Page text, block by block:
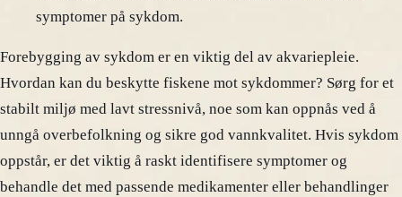
symptomer på sykdom.
Forebygging av sykdom er en viktig del av akvariepleie.
Hvordan kan du beskytte fiskene mot sykdommer? Sørg for et
stabilt miljø med lavt stressnivå, noe som kan oppnås ved å
unngå overbefolkning og sikre god vannkvalitet. Hvis sykdom
oppstår, er det viktig å raskt identifisere symptomer og
behandle det med passende medikamenter eller behandlinger